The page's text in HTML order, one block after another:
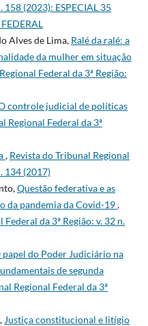
158 (2023): ESPECIAL 35
Alves de Lima, Ralé da ralé: a
da mulher em situação
Federal da 3ª Região:
controle judicial de políticas
Regional Federal da 3ª
, Revista do Tribunal Regional
134 (2017)
Questão federativa e as
da pandemia da Covid-19,
da 3ª Região: v. 32 n.
papel do Poder Judiciário na
de segunda
Regional Federal da 3ª
Justiça constitucional e litígio